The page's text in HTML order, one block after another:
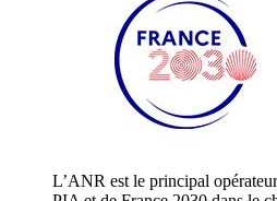
L’ANR est le principal